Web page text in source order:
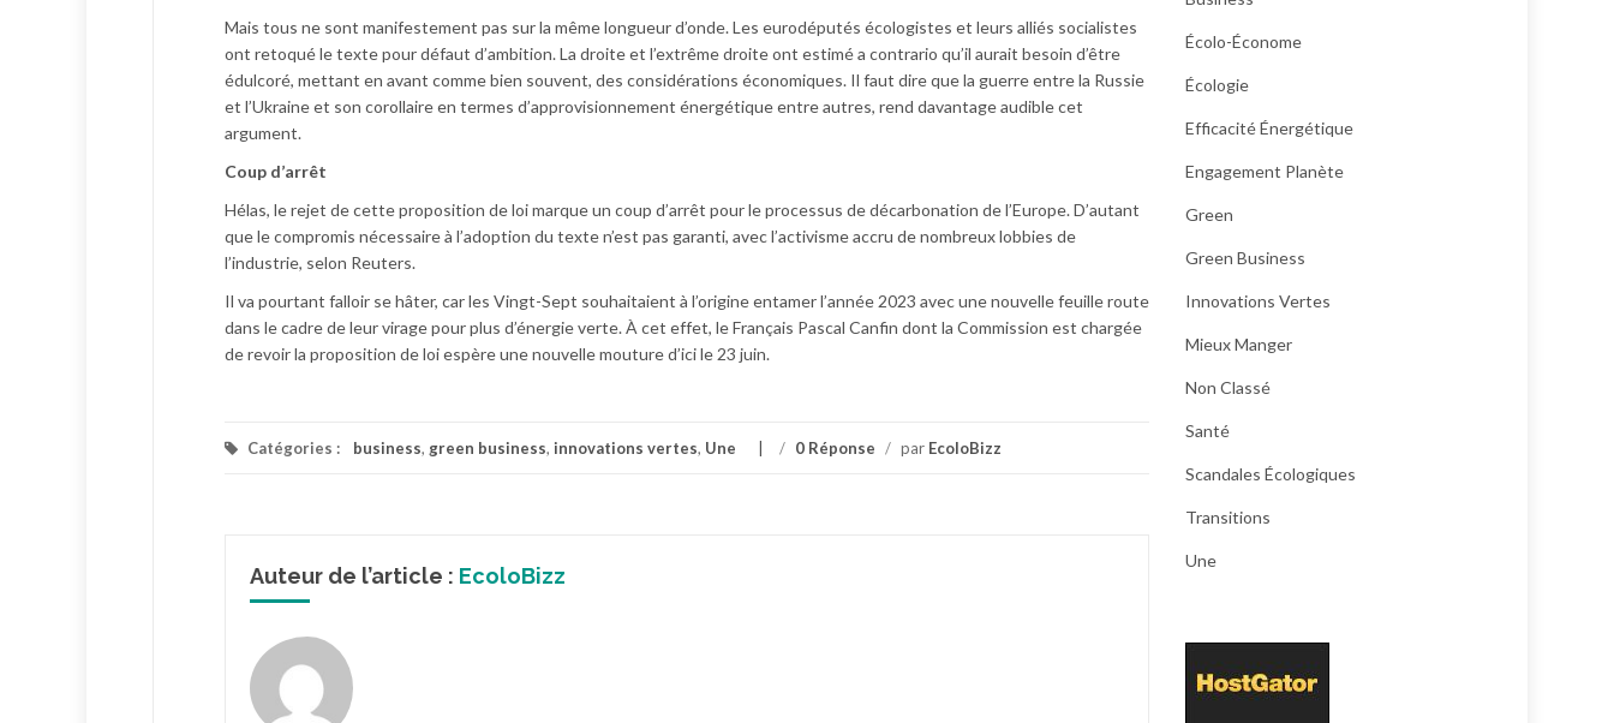
Mais tous ne sont manifestement pas sur la même longueur d’onde. Les eurodéputés écologistes et leurs alliés socialistes
ont retoqué le texte pour défaut d’ambition. La droite et l’extrême droite ont estimé a contrario qu’il aurait besoin d’être
édulcoré, mettant en avant comme bien souvent, des considérations économiques. Il faut dire que la guerre entre la Russie
et l’Ukraine et son corollaire en termes d’approvisionnement énergétique entre autres, rend davantage audible cet
argument.
Coup d’arrêt
Hélas, le rejet de cette proposition de loi marque un coup d’arrêt pour le processus de décarbonation de l’Europe. D’autant
que le compromis nécessaire à l’adoption du texte n’est pas garanti, avec l’activisme accru de nombreux lobbies de
l’industrie, selon Reuters.
Il va pourtant falloir se hâter, car les Vingt-Sept souhaitaient à l’origine entamer l’année 2023 avec une nouvelle feuille route
dans le cadre de leur virage pour plus d’énergie verte. À cet effet, le Français Pascal Canfin dont la Commission est chargée
de revoir la proposition de loi espère une nouvelle mouture d’ici le 23 juin.
Catégories : business, green business, innovations vertes, Une / 0 Réponse / par EcoloBizz
Auteur de l’article : EcoloBizz
Écolo-Économe
Écologie
Efficacité Énergétique
Engagement Planète
Green
Green Business
Innovations Vertes
Mieux Manger
Non Classé
Santé
Scandales Écologiques
Transitions
Une